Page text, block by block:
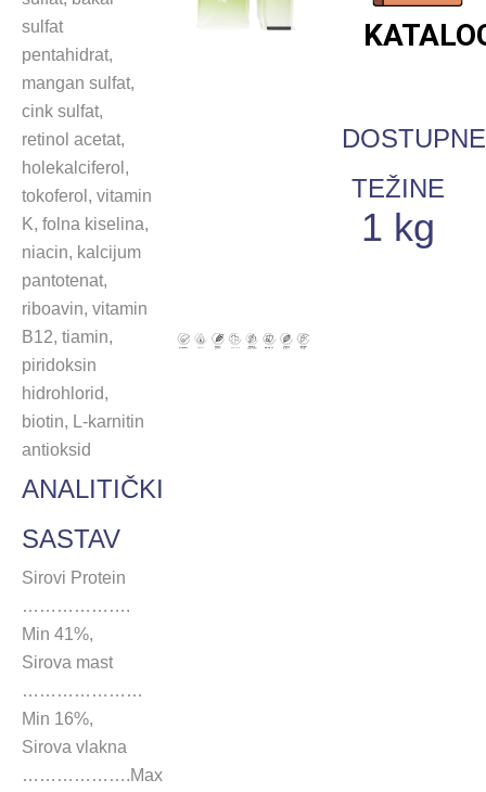
sulfat
pentahidrat,
mangan sulfat,
cink sulfat,
retinol acetat,
holekalciferol,
tokoferol, vitamin
K, folna kiselina,
niacin, kalcijum
pantotenat,
riboavin, vitamin
B12, tiamin,
piridoksin
hidrohlorid,
biotin, L-karnitin
antioksid
ANALITIČKI
SASTAV
Sirovi Protein
……………….
Min 41%,
Sirova mast
…………………
Min 16%,
Sirova vlakna
……………….Max
DOSTUPNE
TEŽINE
1 kg